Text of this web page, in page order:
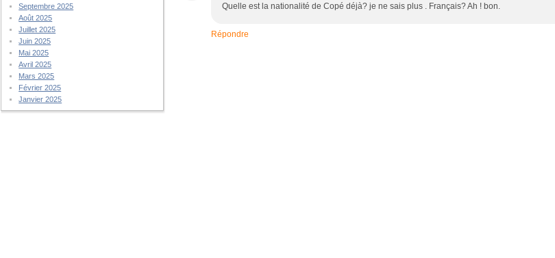
Septembre 2025
Août 2025
Juillet 2025
Juin 2025
Mai 2025
Avril 2025
Mars 2025
Février 2025
Janvier 2025
Quelle est la nationalité de Copé déjà? je ne sais plus . Français? Ah ! bon.
Répondre